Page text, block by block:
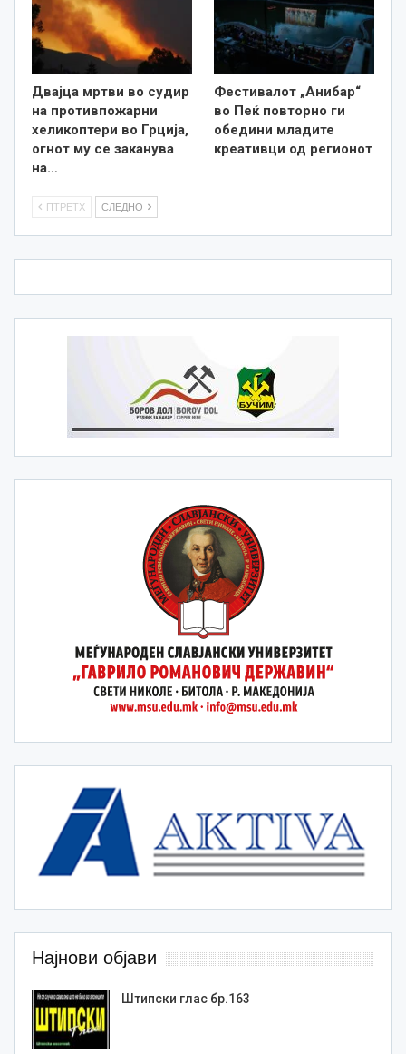
Двајца мртви во судир
на противпожарни
хеликоптери во Грција,
огнот му се заканува
на…
Фестивалот „Анибар“
во Пеќ повторно ги
обедини младите
креативци од регионот
ПТРЕТХ СЛЕДНО
Најнови објави
Штипски глас бр.163